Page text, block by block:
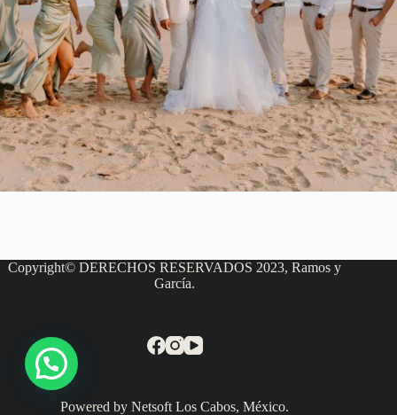
Copyright© DERECHOS RESERVADOS 2023, Ramos y
García.
Powered by Netsoft Los Cabos, México.